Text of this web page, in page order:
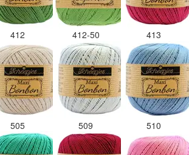
412 412-50 413
505 509 510